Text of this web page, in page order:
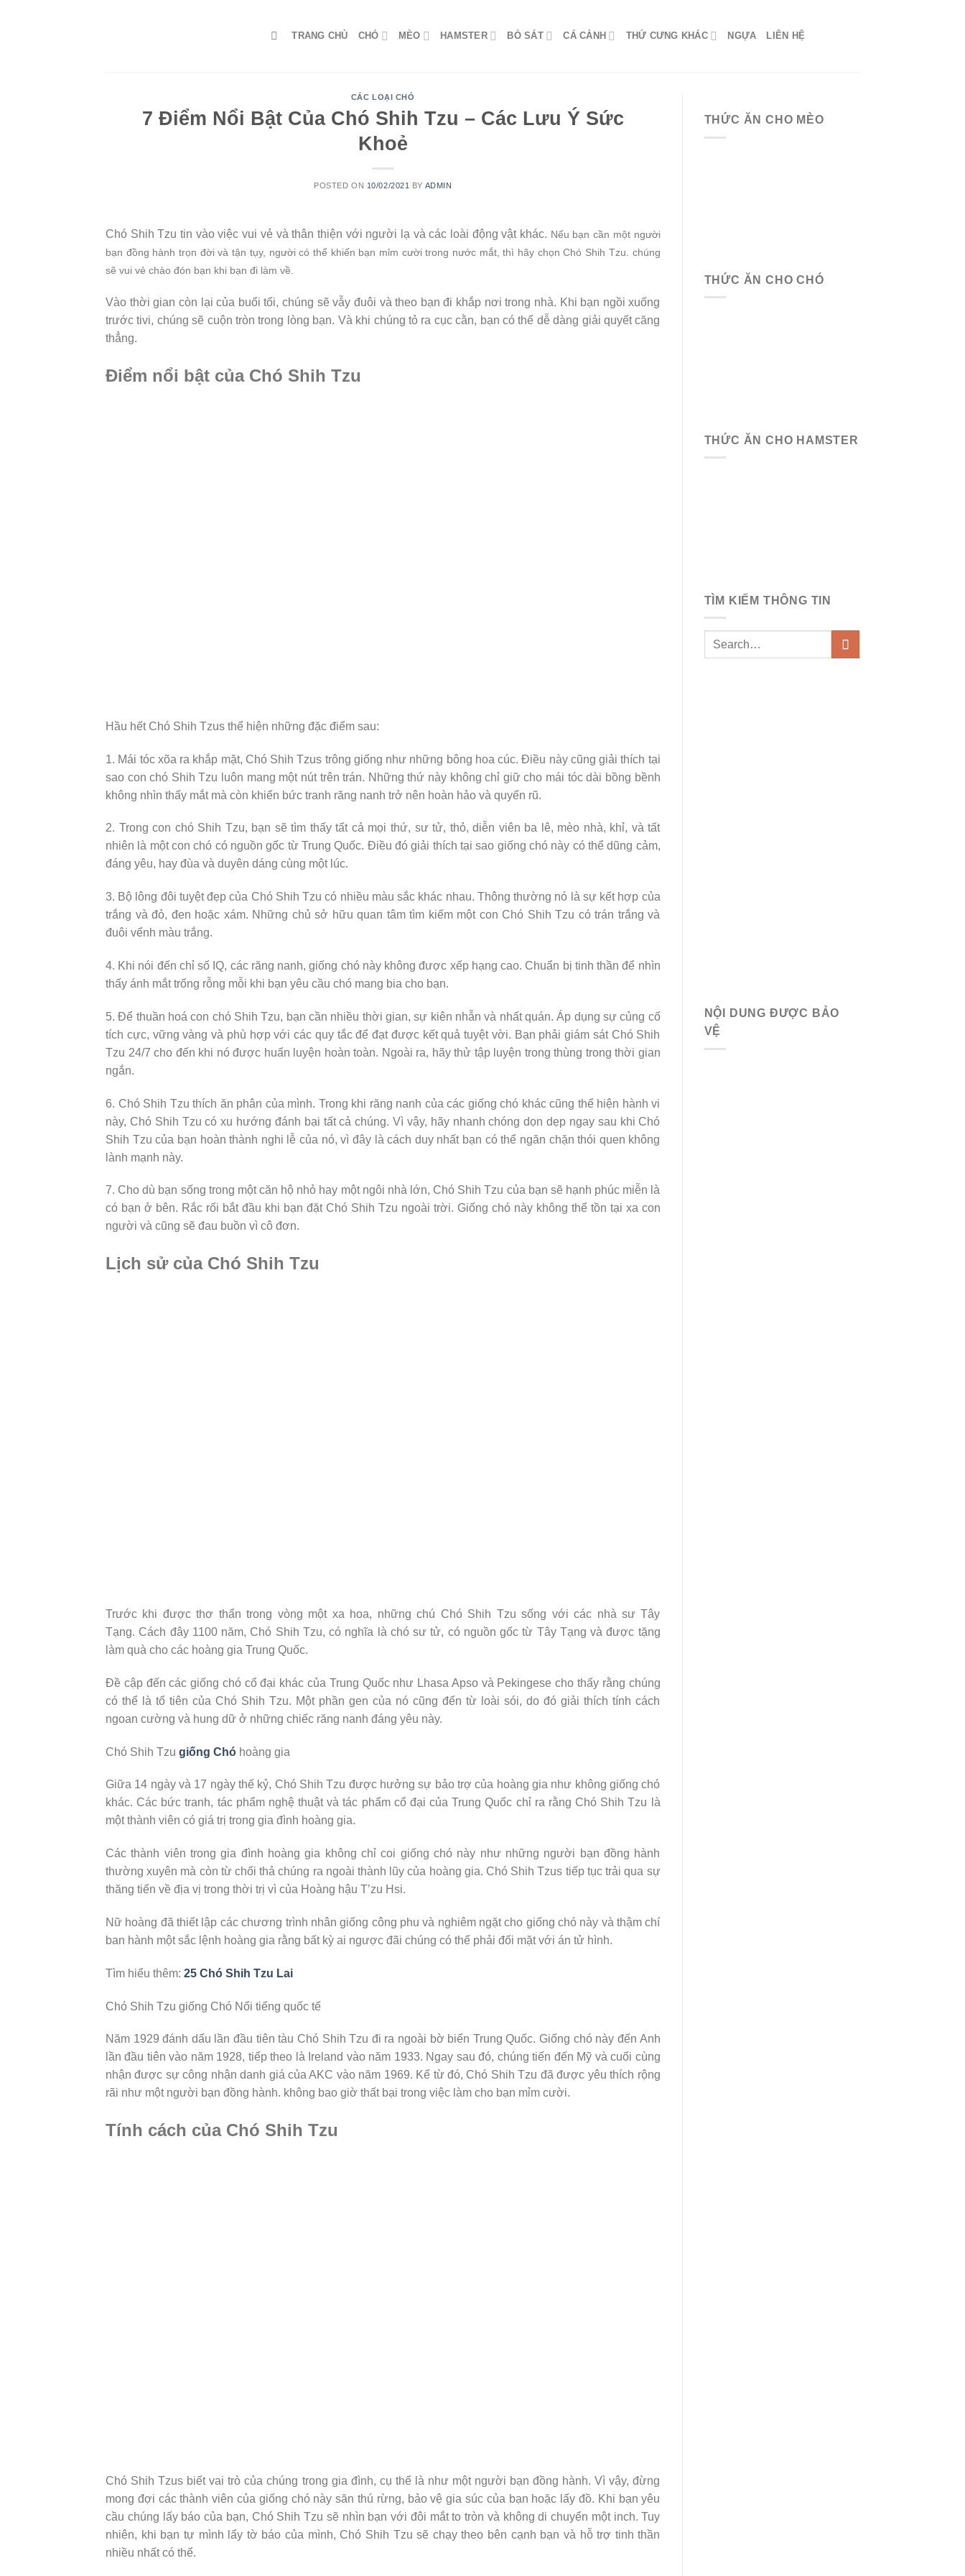
TRANG CHỦ CHÓ MÈO HAMSTER BÒ SÁT CÁ CẢNH THỨ CƯNG KHÁC NGỰA LIÊN HỆ
CÁC LOẠI CHÓ
7 Điểm Nổi Bật Của Chó Shih Tzu – Các Lưu Ý Sức
Khoẻ
POSTED ON 10/02/2021 BY ADMIN
Chó Shih Tzu tin vào việc vui vẻ và thân thiện với người lạ và các loài động vật khác. Nếu bạn cần một người
bạn đồng hành trọn đời và tận tụy, người có thể khiến bạn mỉm cười trong nước mắt, thì hãy chọn Chó Shih Tzu
chúng
sẽ vui vẻ chào đón bạn khi bạn đi làm về.
Vào thời gian còn lại của buổi tối, chúng sẽ vẫy đuôi và theo bạn đi khắp nơi trong nhà. Khi bạn ngồi xuống
trước tivi, chúng sẽ cuộn tròn trong lòng bạn. Và khi chúng tỏ ra cục cằn, bạn có thể dễ dàng giải quyết căng
thẳng.
Điểm nổi bật của Chó Shih Tzu
Hầu hết Chó Shih Tzus thể hiện những đặc điểm sau:
1. Mái tóc xõa ra khắp mặt, Chó Shih Tzus trông giống như những bông hoa cúc. Điều này cũng giải thích tại
sao con chó Shih Tzu luôn mang một nút trên trán. Những thứ này không chỉ giữ cho mái tóc dài bồng bềnh
không nhìn thấy mắt mà còn khiến bức tranh răng nanh trở nên hoàn hảo và quyến rũ.
2. Trong con chó Shih Tzu, bạn sẽ tìm thấy tất cả mọi thứ, sư tử, thỏ, diễn viên ba lê, mèo nhà, khỉ, và tất
nhiên là một con chó có nguồn gốc từ Trung Quốc. Điều đó giải thích tại sao giống chó này có thể dũng cảm,
đáng yêu, hay đùa và duyên dáng cùng một lúc.
3. Bộ lông đôi tuyệt đẹp của Chó Shih Tzu có nhiều màu sắc khác nhau. Thông thường nó là sự kết hợp của
trắng và đỏ, đen hoặc xám. Những chủ sở hữu quan tâm tìm kiếm một con Chó Shih Tzu có trán trắng và
đuôi vểnh màu trắng.
4. Khi nói đến chỉ số IQ, các răng nanh, giống chó này không được xếp hạng cao. Chuẩn bị tinh thần để nhìn
thấy ánh mắt trống rỗng mỗi khi bạn yêu cầu chó mang bia cho bạn.
5. Để thuần hoá con chó Shih Tzu, bạn cần nhiều thời gian, sự kiên nhẫn và nhất quán. Áp dụng sự củng cố
tích cực, vững vàng và phù hợp với các quy tắc để đạt được kết quả tuyệt vời. Bạn phải giám sát Chó Shih
Tzu 24/7 cho đến khi nó được huấn luyện hoàn toàn. Ngoài ra, hãy thử tập luyện trong thùng trong thời gian
ngắn.
6. Chó Shih Tzu thích ăn phân của mình. Trong khi răng nanh của các giống chó khác cũng thể hiện hành vi
này, Chó Shih Tzu có xu hướng đánh bại tất cả chúng. Vì vậy, hãy nhanh chóng dọn dẹp ngay sau khi Chó
Shih Tzu của bạn hoàn thành nghi lễ của nó, vì đây là cách duy nhất bạn có thể ngăn chặn thói quen không
lành mạnh này.
7. Cho dù bạn sống trong một căn hộ nhỏ hay một ngôi nhà lớn, Chó Shih Tzu của bạn sẽ hạnh phúc miễn là
có bạn ở bên. Rắc rối bắt đầu khi bạn đặt Chó Shih Tzu ngoài trời. Giống chó này không thể tồn tại xa con
người và cũng sẽ đau buồn vì cô đơn.
Lịch sử của Chó Shih Tzu
Trước khi được thơ thẩn trong vòng một xa hoa, những chú Chó Shih Tzu sống với các nhà sư Tây
Tạng. Cách đây 1100 năm, Chó Shih Tzu, có nghĩa là chó sư tử, có nguồn gốc từ Tây Tạng và được tặng
làm quà cho các hoàng gia Trung Quốc.
Đề cập đến các giống chó cổ đại khác của Trung Quốc như Lhasa Apso và Pekingese cho thấy rằng chúng
có thể là tổ tiên của Chó Shih Tzu. Một phần gen của nó cũng đến từ loài sói, do đó giải thích tính cách
ngoan cường và hung dữ ở những chiếc răng nanh đáng yêu này.
Chó Shih Tzu giống Chó hoàng gia
Giữa 14 ngày và 17 ngày thế kỷ, Chó Shih Tzu được hưởng sự bảo trợ của hoàng gia như không giống chó
khác. Các bức tranh, tác phẩm nghệ thuật và tác phẩm cổ đại của Trung Quốc chỉ ra rằng Chó Shih Tzu là
một thành viên có giá trị trong gia đình hoàng gia.
Các thành viên trong gia đình hoàng gia không chỉ coi giống chó này như những người bạn đồng hành
thường xuyên mà còn từ chối thả chúng ra ngoài thành lũy của hoàng gia. Chó Shih Tzus tiếp tục trải qua sự
thăng tiến về địa vị trong thời trị vì của Hoàng hậu T’zu Hsi.
Nữ hoàng đã thiết lập các chương trình nhân giống công phu và nghiêm ngặt cho giống chó này và thậm chí
ban hành một sắc lệnh hoàng gia rằng bất kỳ ai ngược đãi chúng có thể phải đối mặt với án tử hình.
Tìm hiểu thêm: 25 Chó Shih Tzu Lai
Chó Shih Tzu giống Chó Nổi tiếng quốc tế
Năm 1929 đánh dấu lần đầu tiên tàu Chó Shih Tzu đi ra ngoài bờ biển Trung Quốc. Giống chó này đến Anh
lần đầu tiên vào năm 1928, tiếp theo là Ireland vào năm 1933. Ngay sau đó, chúng tiến đến Mỹ và cuối cùng
nhận được sự công nhận danh giá của AKC vào năm 1969. Kể từ đó, Chó Shih Tzu đã được yêu thích rộng
rãi như một người bạn đồng hành. không bao giờ thất bại trong việc làm cho bạn mỉm cười.
Tính cách của Chó Shih Tzu
Chó Shih Tzus biết vai trò của chúng trong gia đình, cụ thể là như một người bạn đồng hành. Vì vậy, đừng
mong đợi các thành viên của giống chó này săn thú rừng, bảo vệ gia súc của bạn hoặc lấy đồ. Khi bạn yêu
cầu chúng lấy báo của bạn, Chó Shih Tzu sẽ nhìn bạn với đôi mắt to tròn và không di chuyển một inch. Tuy
nhiên, khi bạn tự mình lấy tờ báo của mình, Chó Shih Tzu sẽ chạy theo bên cạnh bạn và hỗ trợ tinh thần
nhiều nhất có thể.
THỨC ĂN CHO MÈO
THỨC ĂN CHO CHÓ
THỨC ĂN CHO HAMSTER
TÌM KIẾM THÔNG TIN
NỘI DUNG ĐƯỢC BẢO
VỆ